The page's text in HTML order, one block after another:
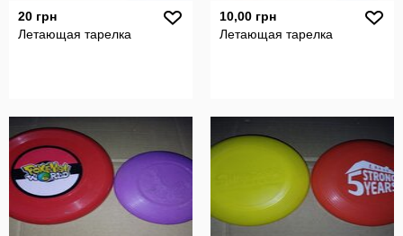
20 грн
Летающая тарелка
10,00 грн
Летающая тарелка